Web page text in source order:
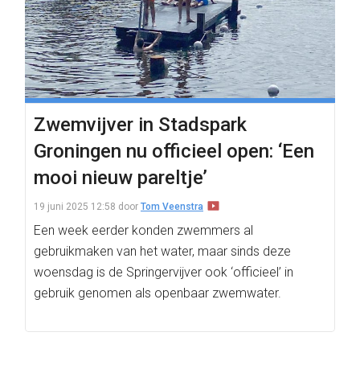
Zwemvijver in Stadspark
Groningen nu officieel open: ‘Een
mooi nieuw pareltje’
19 juni 2025 12:58 door Tom Veenstra
Een week eerder konden zwemmers al
gebruikmaken van het water, maar sinds deze
woensdag is de Springervijver ook ‘officieel’ in
gebruik genomen als openbaar zwemwater.